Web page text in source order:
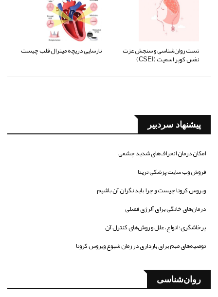
تست روان‌شناسی و سنجش عزت
نفس کوپر اسمیت (CSEI)
نارسایی دریچه میترال قلب چیست
پیشنهاد سردبیر
امکان درمان انحراف‌های شدید چشمی
فروش وب سایت پزشکی تریتا
ویروس کرونا چیست و چرا باید نگران آن باشیم
درمان‌های خانگی برای آلرژی فصلی
پرخاشگری؛ انواع، علل و روش‌های کنترل آن
توصیه‌های مهم برای بارداری در زمان شیوع ویروس کرونا
روان‌شناسی